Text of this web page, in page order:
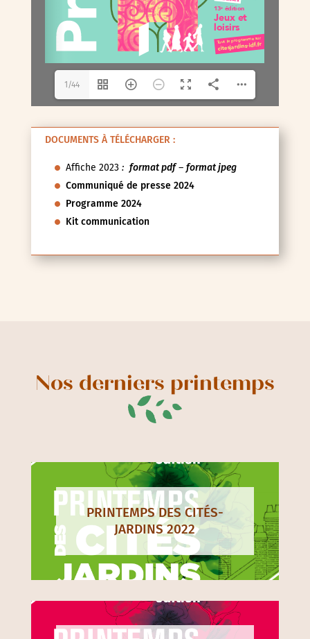
1/44
DOCUMENTS À TÉLÉCHARGER :
Affiche 2023: format pdf– format jpeg
Communiqué de presse 2024
Programme 2024
Kit communication
Nos derniers printemps
PRINTEMPS DES CITÉS-
JARDINS 2022